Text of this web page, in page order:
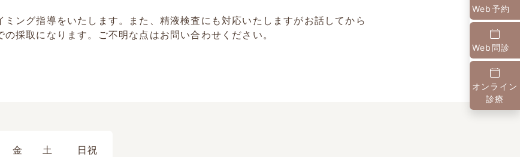
Web予約
Web問診
オンライン
診療
ング指導をいたします。また、精液検査にも対応いたしますがお話してから
採取になります。ご不明な点はお問い合わせください。
金 土
日祝